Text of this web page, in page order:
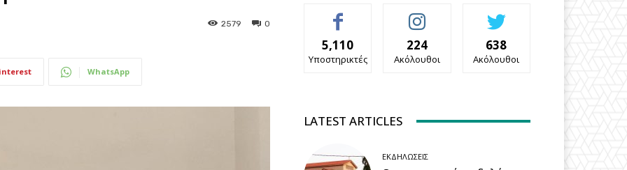
0
2579
WhatsApp
5,110
Υποστηρικτές
224
Ακόλουθοι
638
Ακόλουθοι
LATEST ARTICLES
ΕΚΔΗΛΏΣΕΙΣ